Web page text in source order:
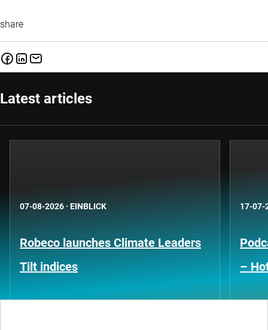
share
Latest articles
07-08-2026 · EINBLICK
Robeco launches Climate Leaders
Tilt indices
17-07-
–